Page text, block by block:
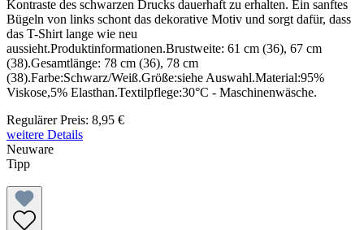
Kontraste des schwarzen Drucks dauerhaft zu erhalten. Ein sanftes
Bügeln von links schont das dekorative Motiv und sorgt dafür, dass
das T-Shirt lange wie neu
aussieht.Produktinformationen.Brustweite: 61 cm (36), 67 cm
(38).Gesamtlänge: 78 cm (36), 78 cm
(38).Farbe:Schwarz/Weiß.Größe:siehe Auswahl.Material:95%
Viskose,5% Elasthan.Textilpflege:30°C - Maschinenwäsche.
Regulärer Preis: 8,95 €
weitere Details
Neuware
Tipp